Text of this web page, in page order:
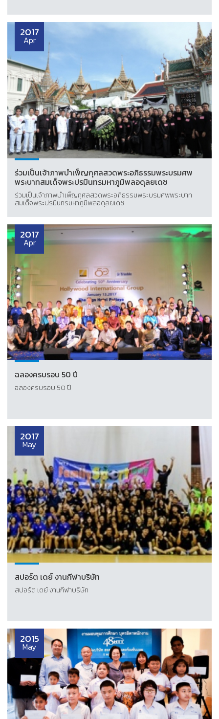
2017
Apr
ร่วมเป็นเจ้าภาพบำเพ็ญกุศลสวดพระอภิธรรมพระบรมศพ
พระบาทสมเด็จพระปรมินทรมหาภูมิพลอดุลยเดช
ร่วมเป็นเจ้าภาพบำเพ็ญกุศลสวดพระอภิธรรมพระบรมศพพระบาท
สมเด็จพระปรมินทรมหาภูมิพลอดุลยเดช
2017
Apr
ฉลองครบรอบ 50 ปี
ฉลองครบรอบ 50 ปี
2017
May
สปอร์ต เดย์ งานกีฬาบริษัท
สปอร์ต เดย์ งานกีฬาบริษัท
2015
May